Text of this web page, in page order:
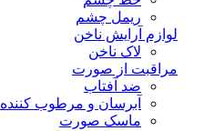
ریمل چشم
لوازم آرایش ناخن
لاک ناخن
مراقبت از صورت
ضد آفتاب
آبرسان و مرطوب کننده
ماسک صورت